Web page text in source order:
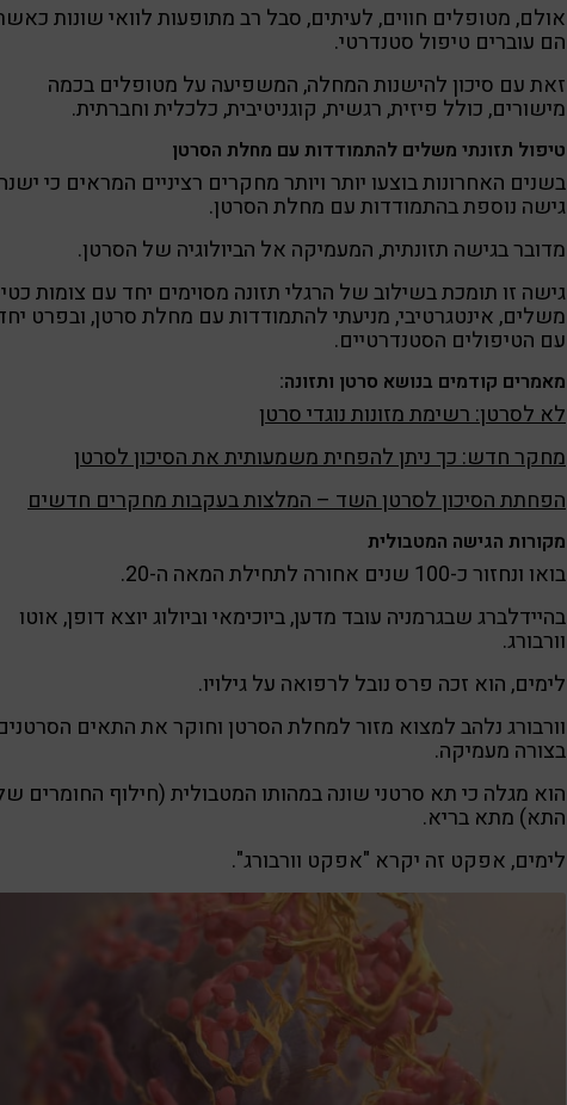
אולם, מטופלים חווים, לעיתים, סבל רב מתופעות לוואי שונות
הם עוברים טיפול סטנדרטי.
זאת עם סיכון להישנות המחלה, המשפיעה על מטופלים בכמה
מישורים, כולל פיזית, רגשית, קוגניטיבית, כלכלית וחברתית.
טיפול תזונתי משלים להתמודדות עם מחלת הסרטן
בשנים האחרונות בוצעו יותר ויותר מחקרים רציניים המראים כי
גישה נוספת בהתמודדות עם מחלת הסרטן.
מדובר בגישה תזונתית, המעמיקה אל הביולוגיה של הסרטן.
גישה זו תומכת בשילוב של הרגלי תזונה מסוימים יחד עם צומות
משלים, אינטגרטיבי, מניעתי להתמודדות עם מחלת סרטן, ובפרט
עם הטיפולים הסטנדרטיים.
מאמרים קודמים בנושא סרטן ותזונה:
לא לסרטן: רשימת מזונות נוגדי סרטן
מחקר חדש: כך ניתן להפחית משמעותית את הסיכון לסרטן
הפחתת הסיכון לסרטן השד – המלצות בעקבות מחקרים חדשים
מקורות הגישה המטבולית
בואו ונחזור כ-100 שנים אחורה לתחילת המאה ה-20.
בהיידלברג שבגרמניה עובד מדען, ביוכימאי וביולוג יוצא דופן, אוטו
וורבורג.
לימים, הוא זכה פרס נובל לרפואה על גילויו.
וורבורג נלהב למצוא מזור למחלת הסרטן וחוקר את התאים
בצורה מעמיקה.
הוא מגלה כי תא סרטני שונה במהותו המטבולית (חילוף החומרים
התא) מתא בריא.
לימים, אפקט זה יקרא "אפקט וורבורג".